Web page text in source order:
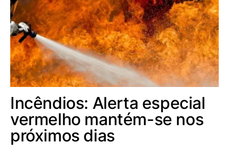
Incêndios: Alerta especial
vermelho mantém-se nos
próximos dias